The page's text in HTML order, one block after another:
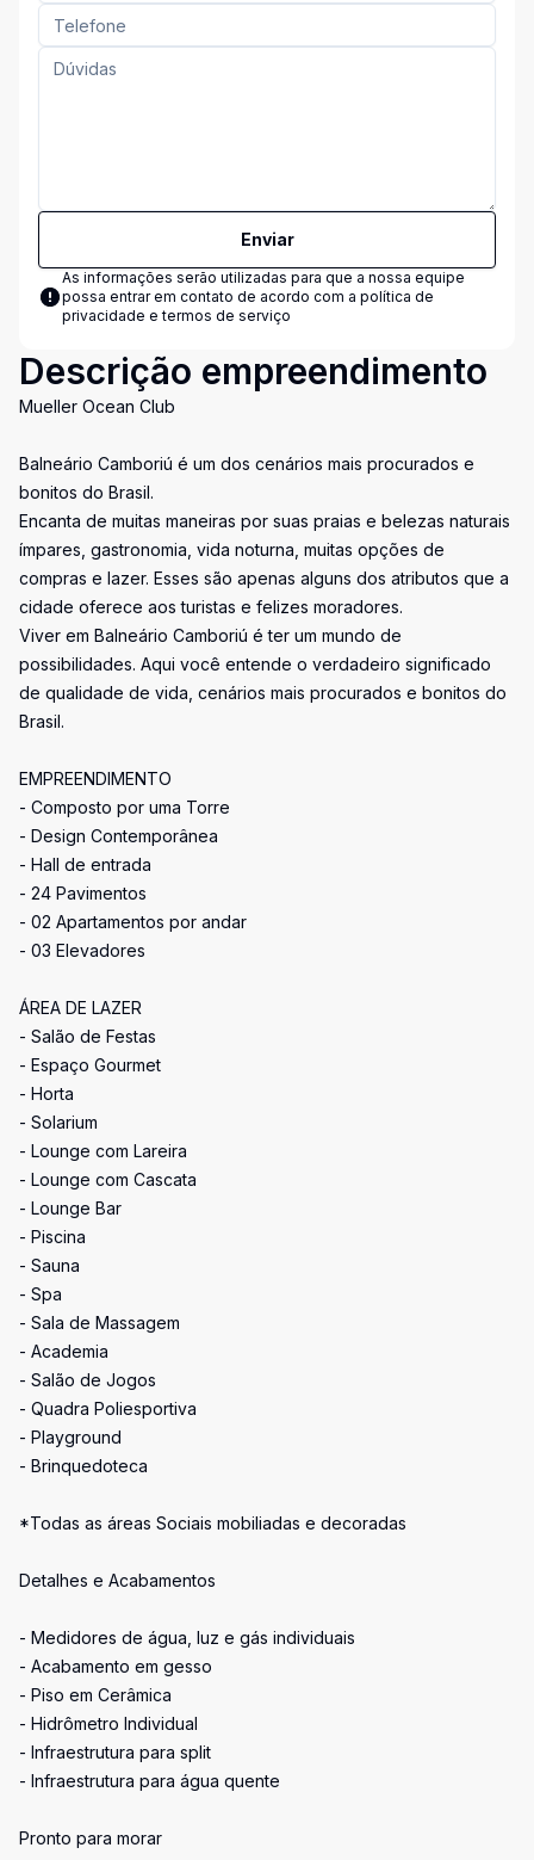
Enviar
As informações serão utilizadas para que a nossa equipe
possa entrar em contato de acordo com a política de
privacidade e termos de serviço
Descrição empreendimento
Mueller Ocean Club
Balneário Camboriú é um dos cenários mais procurados e
bonitos do Brasil.
Encanta de muitas maneiras por suas praias e belezas naturais
ímpares, gastronomia, vida noturna, muitas opções de
compras e lazer. Esses são apenas alguns dos atributos que a
cidade oferece aos turistas e felizes moradores.
Viver em Balneário Camboriú é ter um mundo de
possibilidades. Aqui você entende o verdadeiro significado
de qualidade de vida, cenários mais procurados e bonitos do
Brasil.
EMPREENDIMENTO
- Composto por uma Torre
- Design Contemporânea
- Hall de entrada
- 24 Pavimentos
- 02 Apartamentos por andar
- 03 Elevadores
ÁREA DE LAZER
- Salão de Festas
- Espaço Gourmet
- Horta
- Solarium
- Lounge com Lareira
- Lounge com Cascata
- Lounge Bar
- Piscina
- Sauna
- Spa
- Sala de Massagem
- Academia
- Salão de Jogos
- Quadra Poliesportiva
- Playground
- Brinquedoteca
*Todas as áreas Sociais mobiliadas e decoradas
Detalhes e Acabamentos
- Medidores de água, luz e gás individuais
- Acabamento em gesso
- Piso em Cerâmica
- Hidrômetro Individual
- Infraestrutura para split
- Infraestrutura para água quente
Pronto para morar